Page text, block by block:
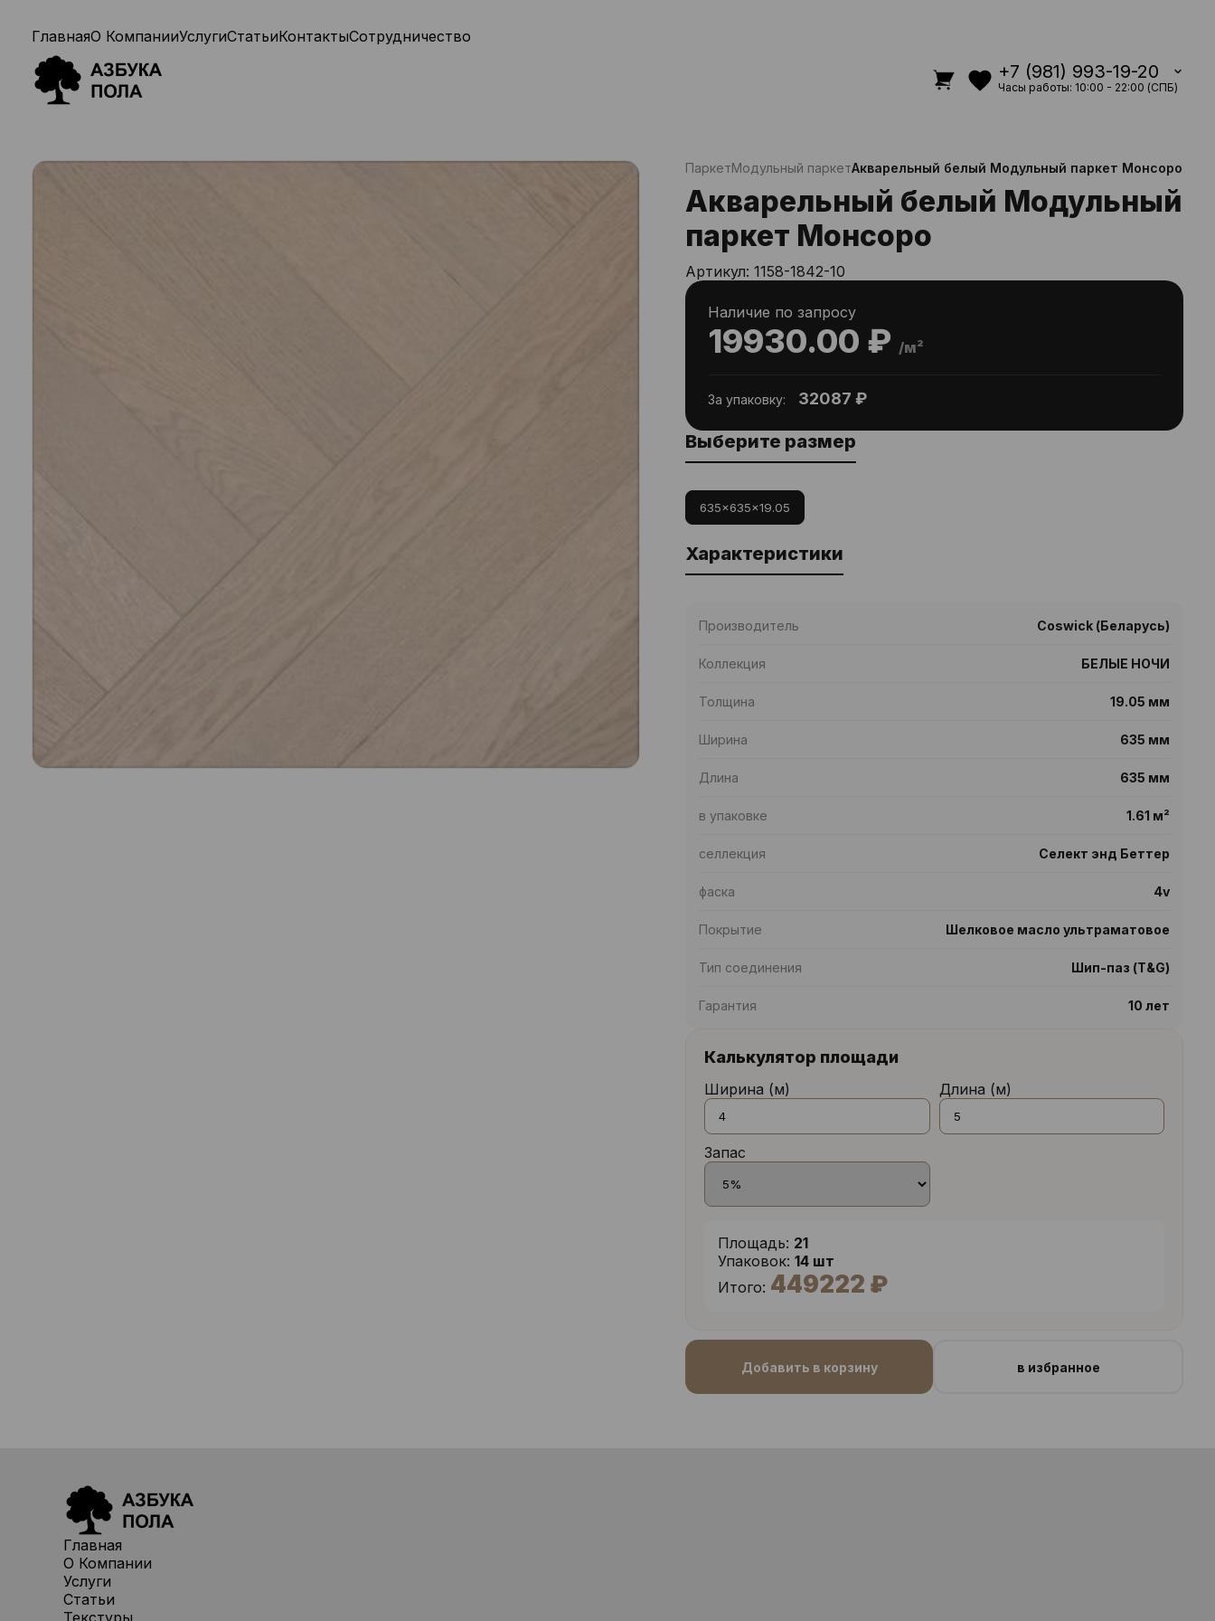
+7 (981) 993-19-20
Часы работы: 10:00 - 22:00 (СПБ)
ГлавнаяО КомпанииУслугиСтатьиКонтактыСотрудничество
ПаркетМодульный паркетАкварельный белый Модульный паркет Монсоро
Акварельный белый Модульный
паркет Монсоро
Артикул:1158-1842-10
19930.00 ₽ /м²
Наличие по запросу
За упаковку: 32087 ₽
Выберите размер
635x635x19.05
Характеристики
Производитель Coswick (Беларусь)
Коллекция БЕЛЫЕ НОЧИ
Толщина 19.05 мм
Ширина 635 мм
Длина 635 мм
в упаковке 1.61 м²
селлекция Селект энд Беттер
фаска 4v
Покрытие Шелковое масло ультраматовое
Тип соединения Шип-паз (T&G)
Гарантия 10 лет
Калькулятор площади
Ширина (м) Длина (м)
Запас
Площадь: 21
Упаковок: 14 шт
Итого: 449222 ₽
Добавить в корзину в избранное
Главная
О Компании
Услуги
Статьи
Текстуры